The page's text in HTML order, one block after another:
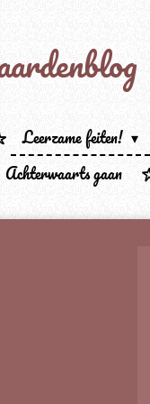
Leerzame feiten!
Achterwaarts gaan